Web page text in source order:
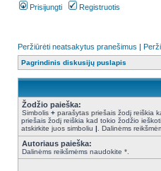
Prisijungti Registruotis
Peržiūrėti neatsakytus pranešimus |
Pagrindinis diskusijų puslapis
Žodžio paieška:
Simbolis + parašytas priešais žodį reiškia
priešais žodį reiškia kad tokio žodžio
atskirkite juos simboliu | . Dalinėms
Autoriaus paieška:
Dalinėms reikšmėms naudokite *.